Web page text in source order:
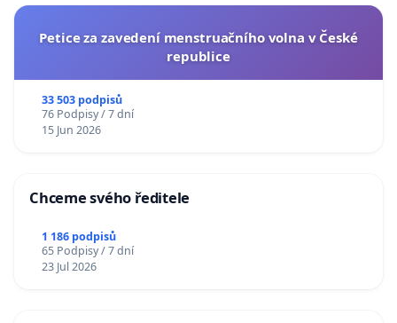
Petice za zavedení menstruačního volna v České
republice
33 503 podpisů
76 Podpisy / 7 dní
15 Jun 2026
Chceme svého ředitele
1 186 podpisů
65 Podpisy / 7 dní
23 Jul 2026